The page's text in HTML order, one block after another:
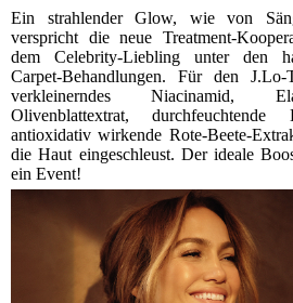
Ein strahlender Glow, wie von
verspricht die neue Treatment-
dem Celebrity-Liebling unter den
Carpet-Behandlungen. Für den
verkleinerndes Niacinamid,
Olivenblattextrat, durchfeuchtende
antioxidativ wirkende Rote-Beete-
die Haut eingeschleust. Der ideale
ein Event!